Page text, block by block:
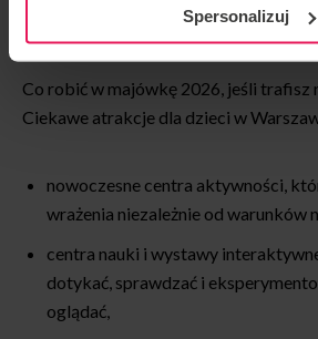
Spersonalizuj
razem poczucie dobrze
Co robić w majówkę 2026, jeśli trafisz
Ciekawe atrakcje dla dzieci w
nowoczesne centra aktywności,
wrażenia niezależnie od warunków
centra nauki i wystawy
dotykać, sprawdzać i
oglądać,